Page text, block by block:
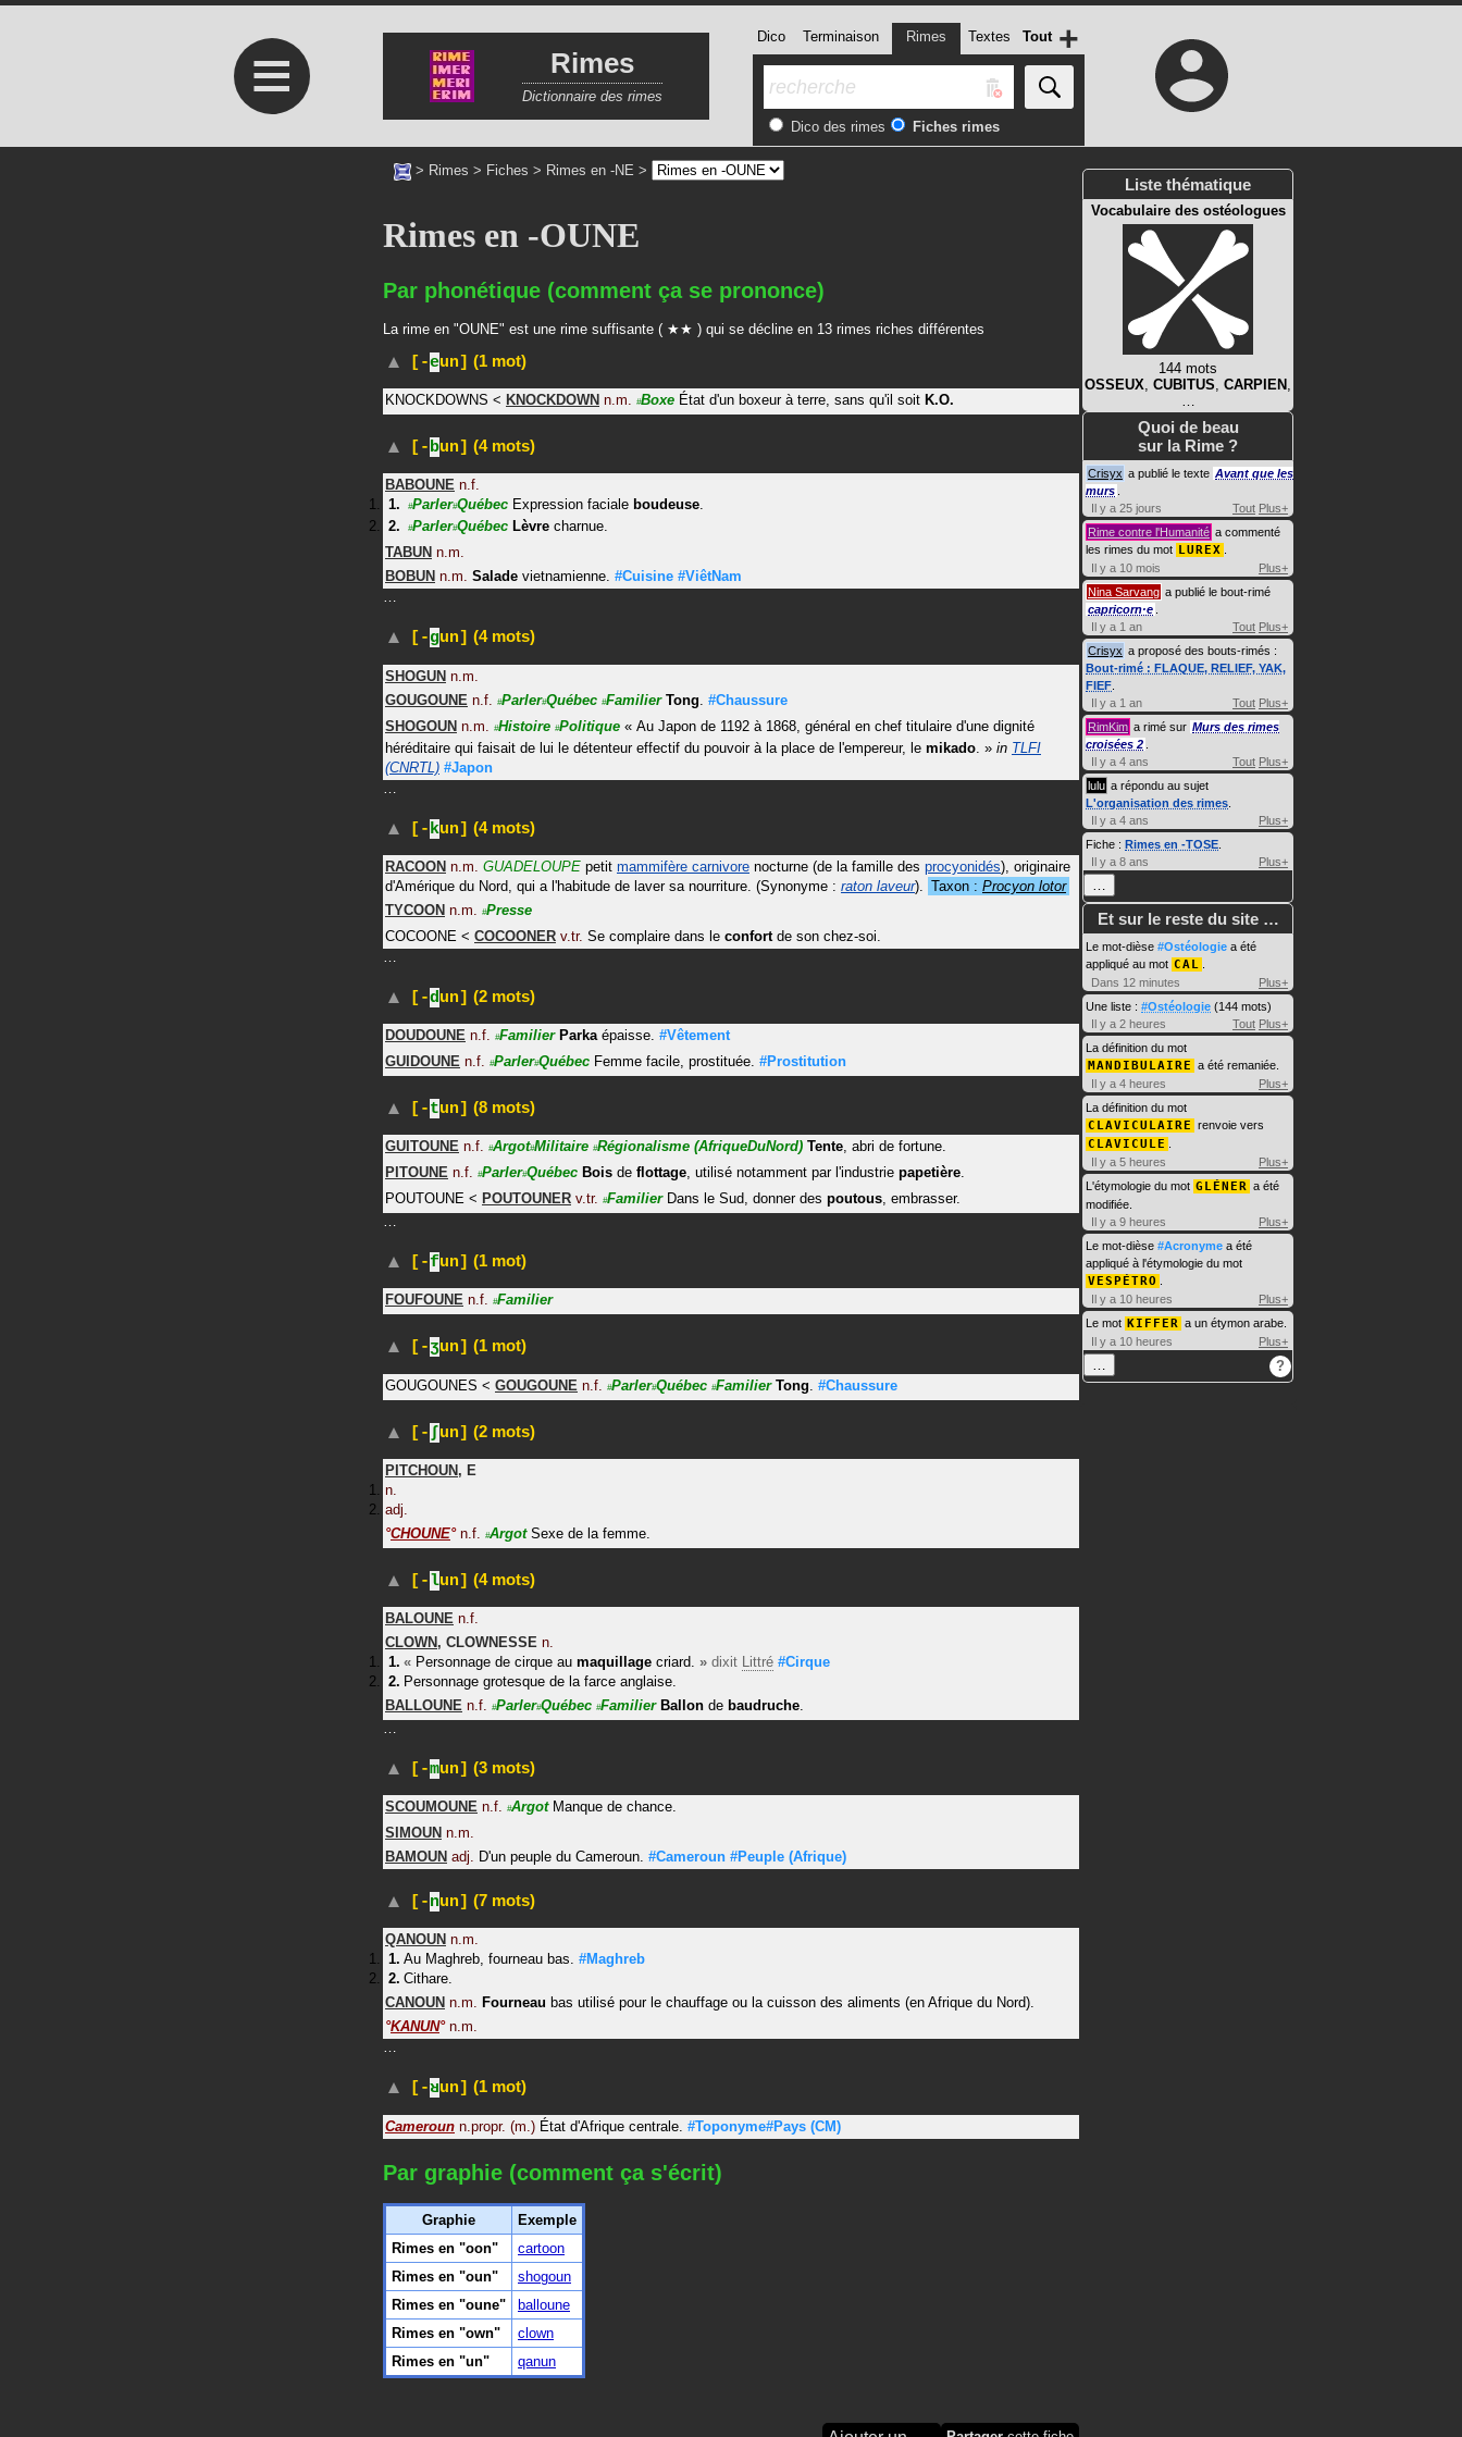
≡ Rimes
Dictionnaire des rimes
Dico Terminaison Rimes Textes Tout
Dico des rimes Fiches rimes
+
> Rimes > Fiches > Rimes en -NE >
Rimes en -OUNE
Par phonétique (comment ça se prononce)
La rime en "OUNE" est une rime suffisante ( ★★ ) qui se décline en 13 rimes riches différentes
[-eun] (1 mot)
KNOCKDOWNS < KNOCKDOWN n.m. #Boxe État d'un boxeur à terre, sans qu'il soit K.O.
[-bun] (4 mots)
BABOUNE n.f.
#Parler#Québec Expression faciale boudeuse.
#Parler#Québec Lèvre charnue.
TABUN n.m.
BOBUN n.m. Salade vietnamienne. #Cuisine #ViêtNam
…
[-gun] (4 mots)
SHOGUN n.m.
GOUGOUNE n.f. #Parler#Québec #Familier Tong #Chaussure
SHOGOUN n.m. #Histoire #Politique « Au Japon de 1192 à 1868, général en chef titulaire d'une dignité
héréditaire qui faisait de lui le détenteur effectif du pouvoir à la place de l'empereur, le mikado » in TLFI
(CNRTL) #Japon
[-kun] (4 mots)
RACOON n.m. GUADELOUPE petit mammifère carnivore nocturne (de la famille des procyonidés), originaire
d'Amérique du Nord, qui a l'habitude de laver sa nourriture. (Synonyme : raton laveur) Taxon : Procyon lotor
TYCOON n.m. #Presse
COCOONE < COCOONER v.tr. Se complaire dans le confort de son chez-soi.
[-dun] (2 mots)
DOUDOUNE n.f. #Familier Parkaépaisse. #Vêtement
GUIDOUNE n.f. #Parler#Québec Femme facile, prostituée. #Prostitution
[-tun] (8 mots)
GUITOUNE n.f. #Argot#Militaire #Régionalisme (AfriqueDuNord) Tente, abri de fortune.
PITOUNE n.f. #Parler#Québec Bois de flottage, utilisé notamment par l'industrie papetière.
POUTOUNE < POUTOUNER v.tr. #Familier Dans le Sud, donner des poutous, embrasser.
…
[-fun] (1 mot)
FOUFOUNE n.f. #Familier
[-ʒun] (1 mot)
GOUGOUNES < GOUGOUNE n.f. #Parler#Québec #Familier Tong #Chaussure
[- ∫un] (2 mots)
PITCHOUN , E
n.
adj.
°CHOUNE° n.f. #Argot Sexe de la femme.
[-lun] (4 mots)
BALOUNE n.f.
CLOWN , CLOWNESSE n.
« Personnage de cirque au maquillage criard. » dixit Littré #Cirque
Personnage grotesque de la farce anglaise.
BALLOUNE n.f. #Parler#Québec #Familier Ballon de baudruche.
…
[-mun] (3 mots)
SCOUMOUNE n.f. #Argot Manque de chance.
SIMOUN n.m.
BAMOUN adj. D'un peuple du Cameroun. #Cameroun #Peuple (Afrique)
[-nun] (7 mots)
QANOUN n.m.
Au Maghreb, fourneau bas. #Maghreb
Cithare.
CANOUN n.m. Fourneau bas utilisé pour le chauffage ou la cuisson des aliments (en Afrique du Nord).
°KANUN° n.m.
…
[-ʁun] (1 mot)
Cameroun n.propr. (m.) État d'Afrique centrale. #Toponyme#Pays (CM)
Par graphie (comment ça s'écrit)
Graphie
Exemple
Rimes en "oon"
cartoon
Rimes en "oun"
shogoun
Rimes en "oune"
balloune
Rimes en "own"
clown
Rimes en "un"
qanun
Liste thématique
Vocabulaire des ostéologues
144 mots
OSSEUX, CUBITUS, CARPIEN ,
…
Quoi de beau
sur la Rime ?
Crisyx a publié le texte Avant que les
murs
Il y a 25 jours
Tout Plus+
Rime contre l'Humanité a commenté
les rimes du mot LUREX
Il y a 10 mois
Plus+
Nina Sarvang a publié le bout-rimé
capricorn·e
Il y a 1 an
Tout Plus+
Crisyx a proposé des bouts-rimés :
Bout-rimé : FLAQUE, RELIEF, YAK,
FIEF
Il y a 1 an
Tout Plus+
RimKim a rimé sur Murs des rimes
croisées 2
Il y a 4 ans
Tout Plus+
lulu a répondu au sujet
L'organisation des rimes
Il y a 4 ans
Plus+
Fiche : Rimes en -TOSE
Il y a 8 ans
Plus+
…
Et sur le reste du site …
Le mot-dièse #Ostéologie a été
appliqué au mot CAL
Dans 12 minutes
Plus+
Une liste : #Ostéologie (144 mots)
Il y a 2 heures
Tout Plus+
La définition du mot
MANDIBULAIRE a été remaniée.
Il y a 4 heures
Plus+
La définition du mot
CLAVICULAIRE renvoie vers
CLAVICULE
Il y a 5 heures
Plus+
L'étymologie du mot GLÉNER a été
modifiée.
Il y a 9 heures
Plus+
Le mot-dièse #Acronyme a été
appliqué à l'étymologie du mot
VESPÉTRO
Il y a 10 heures
Plus+
Le mot KIFFER a un étymon arabe.
Il y a 10 heures
Plus+
… ?